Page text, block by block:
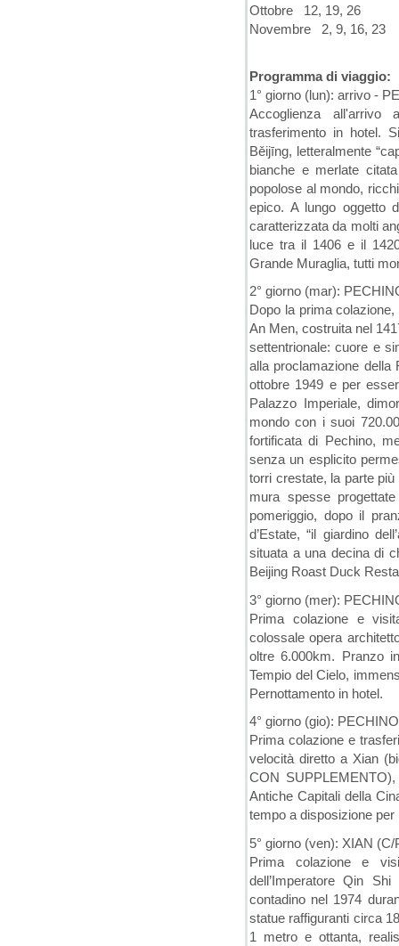
Ottobre 12, 19, 26
Novembre 2, 9, 16, 23
Programma di viaggio:
1° giorno (lun): arrivo -
Accoglienza all'arrivo
trasferimento in hotel.
Běijīng, letteralmente
bianche e merlate
popolose al mondo,
epico. A lungo oggetto
caratterizzata da molti
luce tra il 1406 e il
Grande Muraglia, tutti
2° giorno (mar):
Dopo la prima
An Men, costruita nel
settentrionale: cuore e
alla proclamazione della
ottobre 1949 e per
Palazzo Imperiale,
mondo con i suoi
fortificata di Pechino,
senza un esplicito
torri crestate, la parte più
mura spesse
pomeriggio, dopo il
d’Estate, “il giardino
situata a una decina di
Beijing Roast Duck
3° giorno (mer):
Prima colazione e
colossale opera
oltre 6.000km. Pranzo
Tempio del Cielo,
Pernottamento in hotel.
4° giorno (gio):
Prima colazione e
velocità diretto a Xian
CON
Antiche Capitali della
tempo a disposizione
5° giorno (ven): XIAN (C/
Prima colazione e
dell’Imperatore Qin
contadino nel 1974
statue raffiguranti circa
1 metro e ottanta,